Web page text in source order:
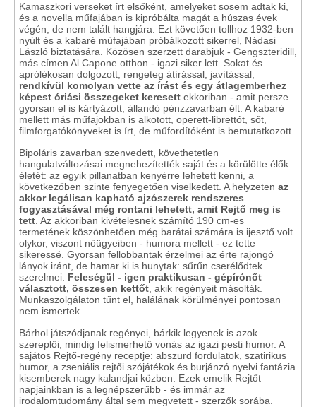
Kamaszkori verseket írt elsőként, amelyeket sosem adtak ki,
és a novella műfajában is kipróbálta magát a húszas évek
végén, de nem talált hangjára. Ezt követően tollhoz 1932-ben
nyúlt és a kabaré műfajában próbálkozott sikerrel, Nádasi
László biztatására. Közösen szerzett darabjuk - Gengszteridill,
más címen Al Capone otthon - igazi siker lett. Sokat és
aprólékosan dolgozott, rengeteg átírással, javítással,
rendkívül komolyan vette az írást és egy átlagemberhez
képest óriási összegeket keresett ekkoriban - amit persze
gyorsan el is kártyázott, állandó pénzzavarban élt. A kabaré
mellett más műfajokban is alkotott, operett-librettót, sőt,
filmforgatókönyveket is írt, de műfordítóként is bemutatkozott.
Bipoláris zavarban szenvedett, követhetetlen
hangulatváltozásai megnehezítették saját és a körülötte élők
életét: az egyik pillanatban kenyérre lehetett kenni, a
következőben szinte fenyegetően viselkedett. A helyzeten az
akkor legálisan kapható ajzószerek rendszeres
fogyasztásával még rontani lehetett, amit Rejtő meg is
tett . Az akkoriban kivételesnek számító 190 cm-es
termetének köszönhetően még barátai számára is ijesztő volt
olykor, viszont nőügyeiben - humora mellett - ez tette
sikeressé. Gyorsan fellobbantak érzelmei az érte rajongó
lányok iránt, de hamar ki is hunytak: sűrűn cserélődtek
szerelmei. Feleségül - igen praktikusan - gépírónőt
választott, összesen kettőt , akik regényeit másolták.
Munkaszolgálaton tűnt el, halálának körülményei pontosan
nem ismertek.
Bárhol játszódjanak regényei, bárkik legyenek is azok
szereplői, mindig felismerhető vonás az igazi pesti humor. A
sajátos Rejtő-regény receptje: abszurd fordulatok, szatirikus
humor, a zseniális rejtői szójátékok és burjánzó nyelvi fantázia
kisemberek nagy kalandjai közben. Ezek emelik Rejtőt
napjainkban is a legnépszerűbb - és immár az
irodalomtudomány által sem megvetett - szerzők sorába.